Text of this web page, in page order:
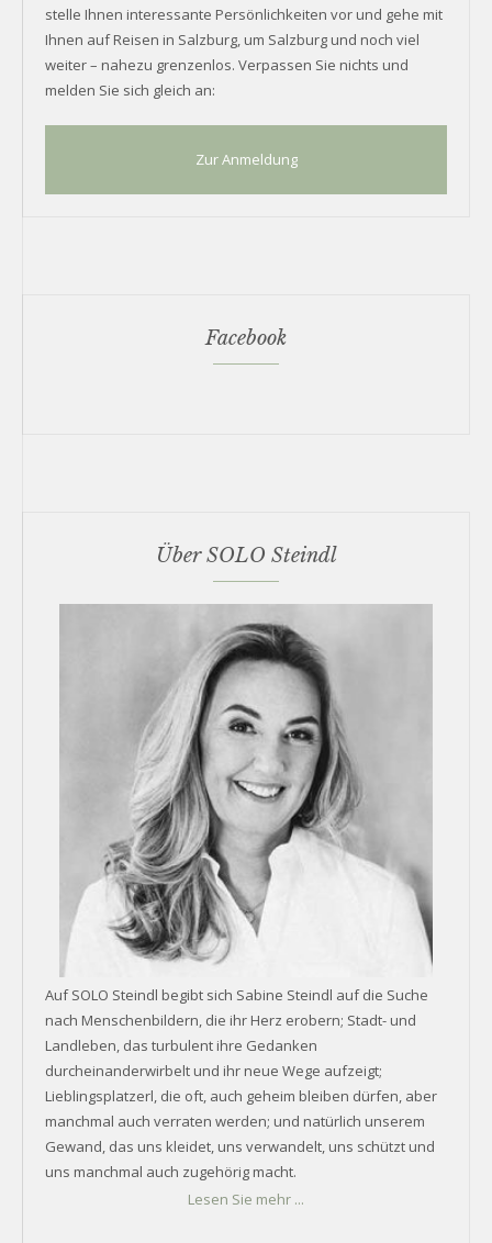
stelle Ihnen interessante Persönlichkeiten vor und gehe mit
Ihnen auf Reisen in Salzburg, um Salzburg und noch viel
weiter – nahezu grenzenlos. Verpassen Sie nichts und
melden Sie sich gleich an:
Zur Anmeldung
Facebook
Über SOLO Steindl
Auf SOLO Steindl begibt sich Sabine Steindl auf die Suche
nach Menschenbildern, die ihr Herz erobern; Stadt- und
Landleben, das turbulent ihre Gedanken
durcheinanderwirbelt und ihr neue Wege aufzeigt;
Lieblingsplatzerl, die oft, auch geheim bleiben dürfen, aber
manchmal auch verraten werden; und natürlich unserem
Gewand, das uns kleidet, uns verwandelt, uns schützt und
uns manchmal auch zugehörig macht.
Lesen Sie mehr ...